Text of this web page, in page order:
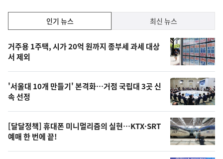
락
기,
최
신,
오
늘
의
영
상
인기 뉴스 최신 뉴스
기
뉴
스
거주용 1주택, 시가 20억 원까지 종부세 과세 대상
서 제외
'서울대 10개 만들기' 본격화…거점 국립대 3곳 신
속 선정
[달달정책] 휴대폰 미니멀리즘의 실현…KTX·SRT
예매 한 번에 끝!